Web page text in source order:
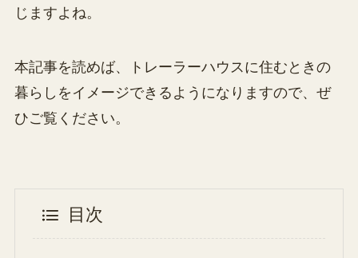
じますよね。
本記事を読めば、トレーラーハウスに住むときの
暮らしをイメージできるようになりますので、ぜ
ひご覧ください。
目次